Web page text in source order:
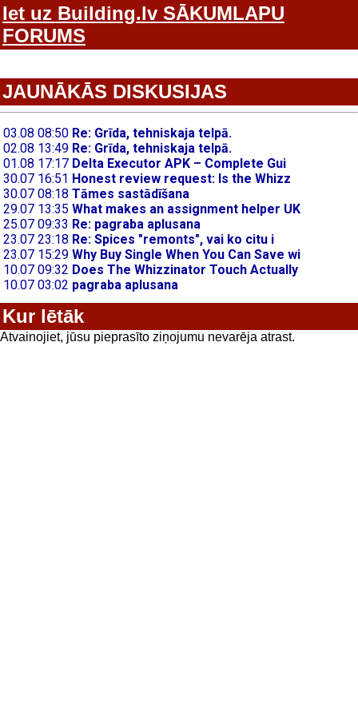
Iet uz Building.lv SĀKUMLAPU
FORUMS
JAUNĀKĀS DISKUSIJAS
Kur lētāk
Atvainojiet, jūsu pieprasīto ziņojumu nevarēja atrast.